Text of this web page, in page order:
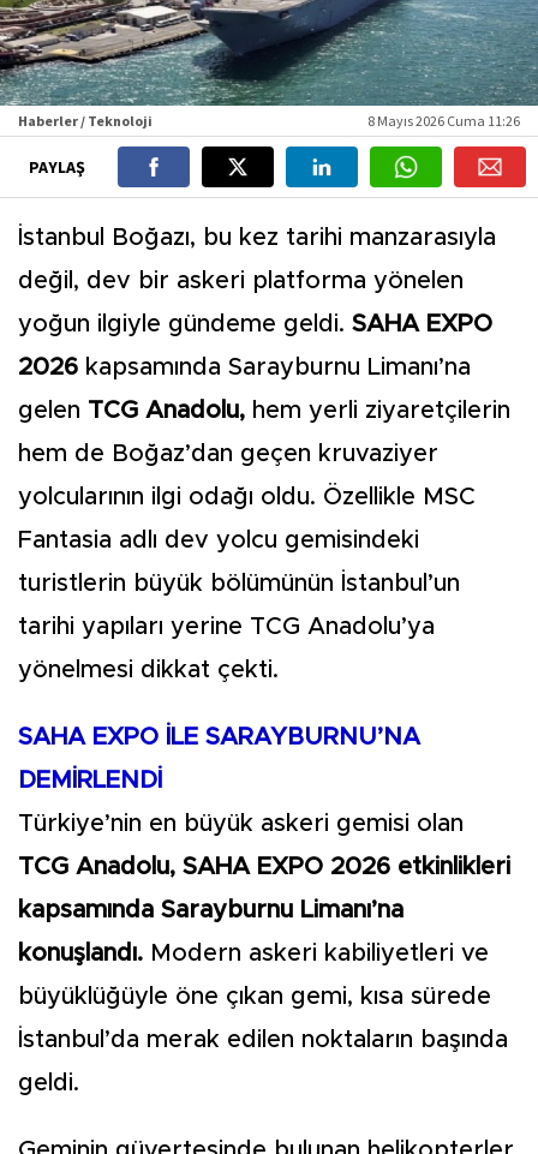
Haberler / Teknoloji 8 Mayıs 2026 Cuma 11:26
PAYLAŞ
İstanbul Boğazı, bu kez tarihi manzarasıyla
değil, dev bir askeri platforma yönelen
yoğun ilgiyle gündeme geldi. SAHA EXPO
2026 kapsamında Sarayburnu Limanı’na
gelen TCG Anadolu, hem yerli ziyaretçilerin
hem de Boğaz’dan geçen kruvaziyer
yolcularının ilgi odağı oldu. Özellikle MSC
Fantasia adlı dev yolcu gemisindeki
turistlerin büyük bölümünün İstanbul’un
tarihi yapıları yerine TCG Anadolu’ya
yönelmesi dikkat çekti.
SAHA EXPO İLE SARAYBURNU’NA
DEMİRLENDİ
Türkiye’nin en büyük askeri gemisi olan
TCG Anadolu, SAHA EXPO 2026 etkinlikleri
kapsamında Sarayburnu Limanı’na
konuşlandı. Modern askeri kabiliyetleri ve
büyüklüğüyle öne çıkan gemi, kısa sürede
İstanbul’da merak edilen noktaların başında
geldi.